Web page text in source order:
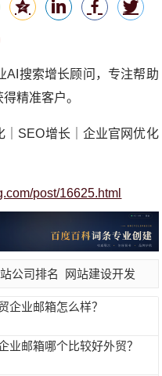
AI搜索增长顾问，专注帮助
精准客户。
｜SEO增长｜企业官网优化
post/16625.html
公司排名 网站建设开发
企业邮箱怎么样？
业邮箱哪个比较好外贸？